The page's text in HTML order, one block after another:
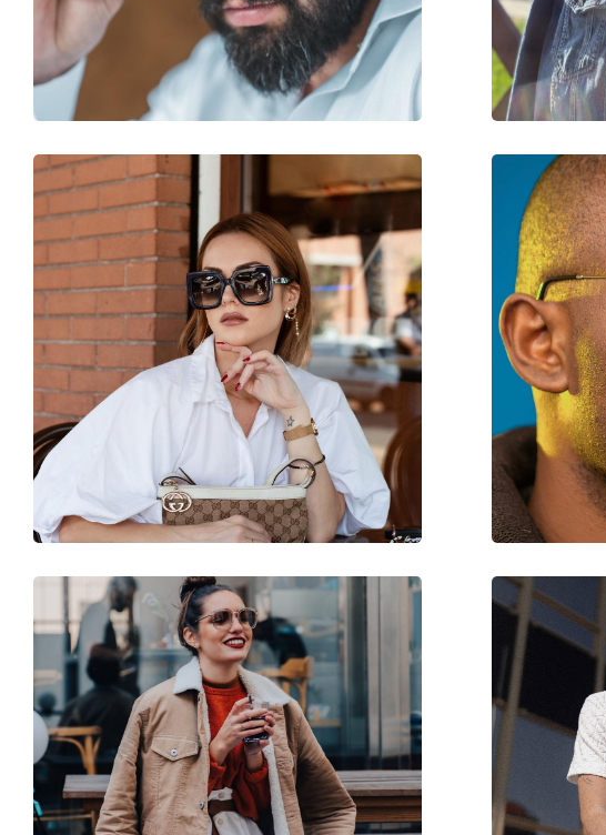
Βάρος:
325 γρ
Ρυθμιζόμενα μαξιλάρια μύτης:
Όχι
Εύκαμπτη άρθρωση:
Όχι
Αξεσουάρ
Παρέχονται με θήκη:
Ναι
Πανί καθαρισμού:
Ναι
Άλλα
Τύπος:
Γυναικεία
Κατηγορία:
Γυαλιά Ηλίου Επώνυμες Μάρκες
Μάρκα:
Tom Ford
Χρήση:
Μόδα
Κωδικός Προϊόντος / Μοντέλο:
FT0939 01B 56